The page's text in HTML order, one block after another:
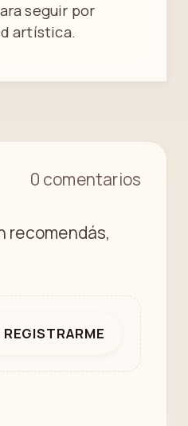
seguir por
artística.
0 comentarios
recomendás,